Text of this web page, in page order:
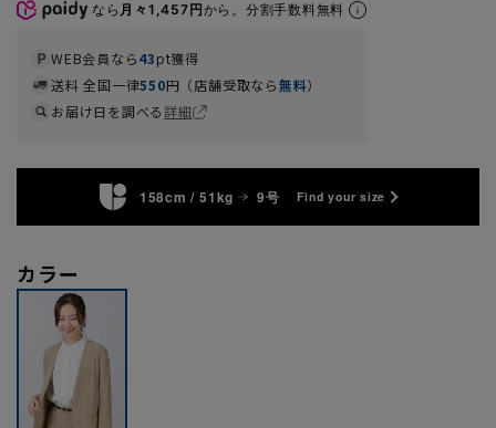
なら 月々1,457円から。分割手数料無料
WEB会員なら43pt獲得
送料 全国一律550円（店舗受取なら無料）
お届け日を調べる詳細
158cm / 51kg 9号 Find your size
カラー